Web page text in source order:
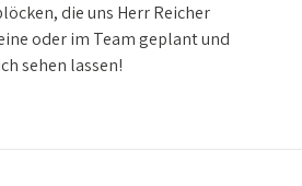
die uns Herr Reicher
oder im Team geplant und
sehen lassen!